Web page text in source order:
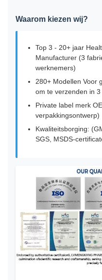
Waarom kiezen wij?
Top 3 - 20+ jaar
Manufacturer (3
werknemers)
280+ Modellen Voor
om te verzenden in
Private label merk
verpakkingsontwerp)
Kwaliteitsborging:
SGS, MSDS-